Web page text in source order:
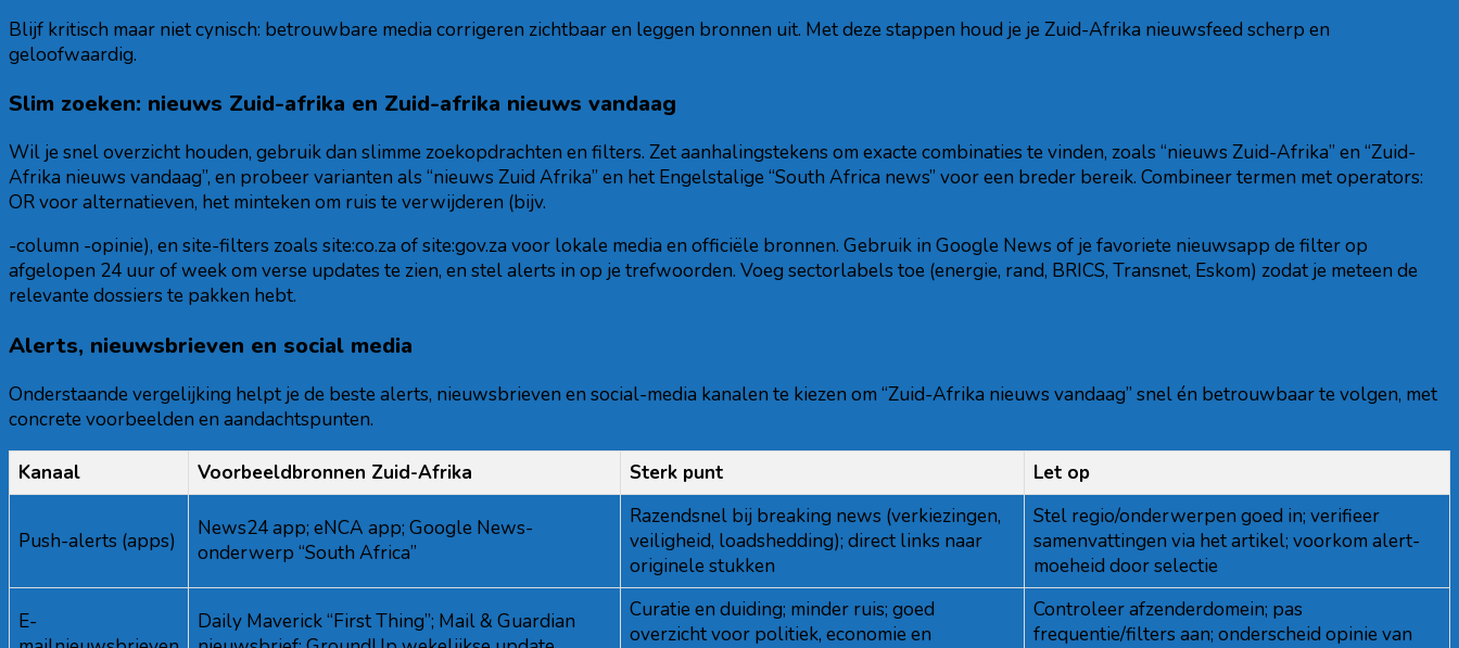
Blijf kritisch maar niet cynisch: betrouwbare media corrigeren zichtbaar en leggen bronnen uit. Met deze stappen houd je je Zuid-Afrika nieuwsfeed scherp en
geloofwaardig.
Slim zoeken: nieuws Zuid-afrika en Zuid-afrika nieuws vandaag
Wil je snel overzicht houden, gebruik dan slimme zoekopdrachten en filters. Zet aanhalingstekens om exacte combinaties te vinden, zoals “nieuws Zuid-Afrika” en “Zuid-
Afrika nieuws vandaag”, en probeer varianten als “nieuws Zuid Afrika” en het Engelstalige “South Africa news” voor een breder bereik. Combineer termen met operators:
OR voor alternatieven, het minteken om ruis te verwijderen (bijv.
-column -opinie), en site-filters zoals site:co.za of site:gov.za voor lokale media en officiële bronnen. Gebruik in Google News of je favoriete nieuwsapp de filter op
afgelopen 24 uur of week om verse updates te zien, en stel alerts in op je trefwoorden. Voeg sectorlabels toe (energie, rand, BRICS, Transnet, Eskom) zodat je meteen de
relevante dossiers te pakken hebt.
Alerts, nieuwsbrieven en social media
Onderstaande vergelijking helpt je de beste alerts, nieuwsbrieven en social-media kanalen te kiezen om “Zuid-Afrika nieuws vandaag” snel én betrouwbaar te volgen, met
concrete voorbeelden en aandachtspunten.
Kanaal Voorbeeldbronnen Zuid-Afrika Sterk punt Let op
Push-alerts (apps)
News24 app; eNCA app; Google News-
onderwerp “South Africa”
Razendsnel bij breaking news (verkiezingen,
veiligheid, loadshedding); direct links naar
originele stukken
Stel regio/onderwerpen goed in; verifieer
samenvattingen via het artikel; voorkom alert-
moeheid door selectie
E-
Daily Maverick “First Thing”; Mail & Guardian
Curatie en duiding; minder ruis; goed
overzicht voor politiek, economie en
Controleer afzenderdomein; pas
frequentie/filters aan; onderscheid opinie van